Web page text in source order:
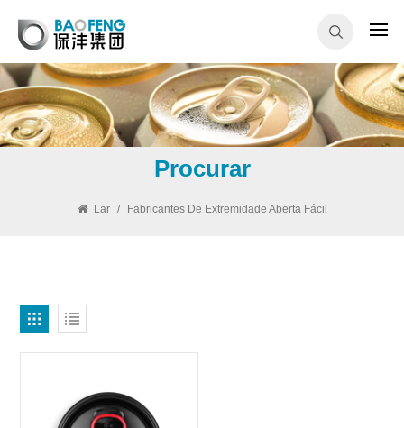
Procurar
Lar / Fabricantes De Extremidade Aberta Fácil